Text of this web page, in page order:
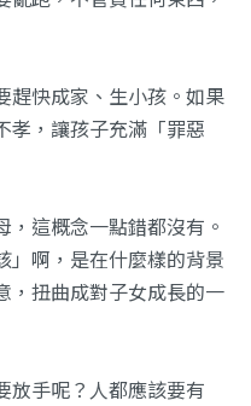
趕快成家、生小孩。如果
孝，讓孩子充滿「罪惡
這概念一點錯都沒有。
」啊，是在什麼樣的背景
，扭曲成對子女成長的一
放手呢？人都應該要有